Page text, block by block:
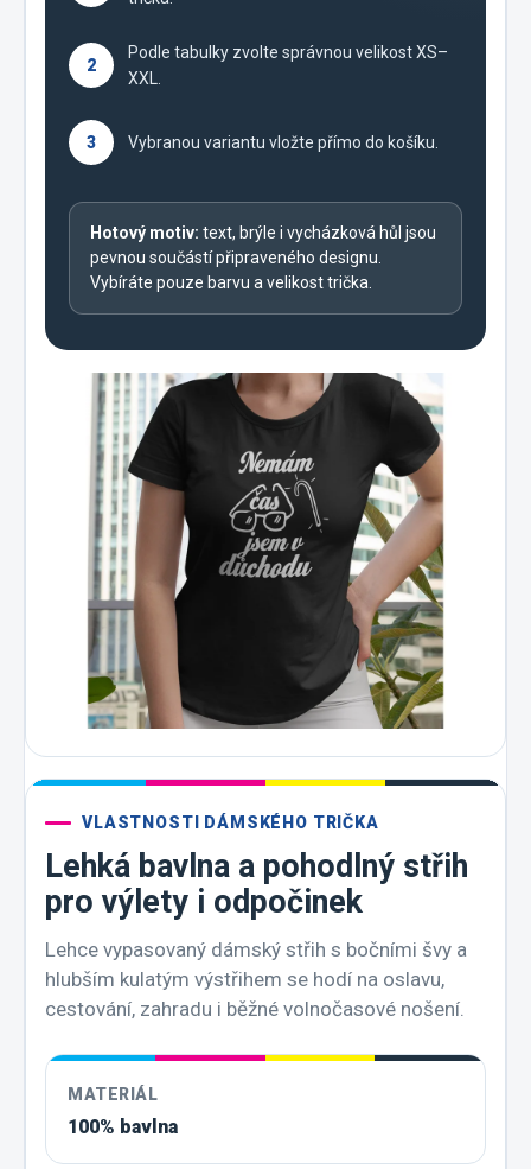
2
Podle tabulky zvolte správnou velikost XS–
XXL.
3 Vybranou variantu vložte přímo do košíku.
Hotový motiv: text, brýle i vycházková hůl jsou
pevnou součástí připraveného designu.
Vybíráte pouze barvu a velikost trička.
VLASTNOSTI DÁMSKÉHO TRIČKA
Lehká bavlna a pohodlný střih
pro výlety i odpočinek
Lehce vypasovaný dámský střih s bočními švy a
hlubším kulatým výstřihem se hodí na oslavu,
cestování, zahradu i běžné volnočasové nošení.
MATERIÁL
100% bavlna